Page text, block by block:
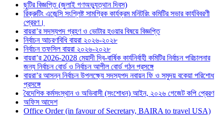
ছুটির বিজ্ঞপ্তি (জুলাই গণঅভ্যুত্থান দিবস)
রিক্রুটিং এজেন্সি সংশ্লিষ্ট সামগ্রিক কার্যক্রম মনিটরিং কমিটির সভার কার্যবিবরণী
প্রেরণ।
বায়রা’র সদস্যপদ গ্রহণ ও ভোটার হওয়ার বিষয়ে বিজ্ঞপ্তি
নির্বাচন আচরণবিধি বায়রা ২০২৬-২০২৮
নির্বাচন তফসিল বায়রা ২০২৬-২০২৮
বায়রা’র 2026-2028 মেয়াদী দ্বি-বার্ষিক কার্যনির্বাহী কমিটির নির্বাচন পরিচালনার
জন্য নির্বাচন বোর্ড ও নির্বাচন আপীল বোর্ড গঠন প্রসঙ্গে
বায়রা’র আসন্ন নির্বাচন উপলক্ষ্যে সদস্যপদ নবায়ন ফি ও সমুদয় বকেয়া পরিশোধ
প্রসঙ্গে
বৈদেশিক কর্মসংস্থান ও অভিবাসী (সংশোধন) আইন, ২০২৬ গেজেট কপি প্রেরণ
অফিস আদেশ
Office Order (in favour of Secretary, BAIRA to travel USA)